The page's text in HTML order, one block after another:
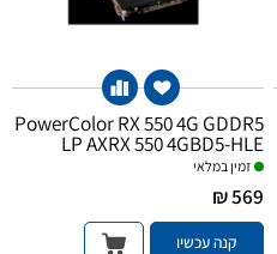
PowerColor RX 550 4G GDDR5
LP AXRX 550 4GBD5-HLE
זמין במלאי
569 ₪
קנה עכשיו